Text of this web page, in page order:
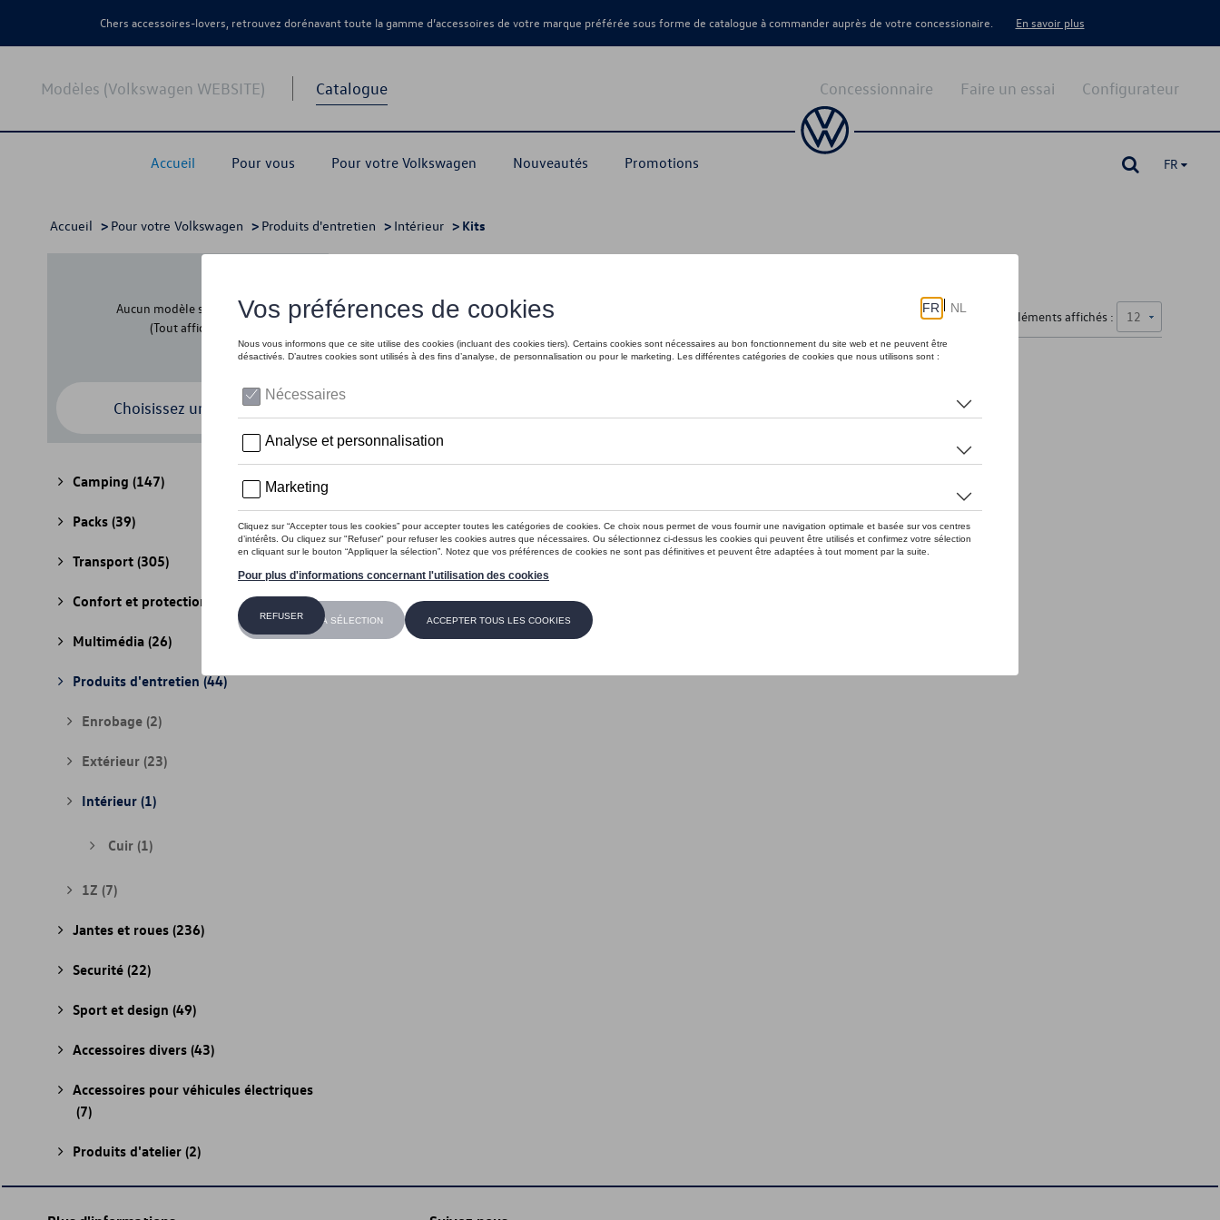
Chers accessoires-lovers, retrouvez dorénavant toute la gamme d’accessoires de votre marque préférée sous forme de catalogue à commander auprès de votre concessionaire. En savoir plus
Modèles (Volkswagen WEBSITE) Catalogue
Accueil Pour vous Pour votre Volkswagen Nouveautés Promotions
Configurateur
Faire un essai
Concessionnaire
FR
Accueil > Pour votre Volkswagen > Produits d'entretien > Intérieur > Kits
Aucun modèle sélectionné
(Tout afficher)
Choisissez un modèle
Camping (147)
Packs (39)
Transport (305)
Confort et protection (841)
Multimédia (26)
Produits d'entretien(44)
Enrobage (2)
Extérieur (23)
Intérieur (1)
Cuir (1)
1Z (7)
Jantes et roues (236)
Securité (22)
Sport et design (49)
Accessoires divers (43)
Accessoires pour véhicules électriques
(7)
Produits d'atelier (2)
Nombre d'éléments affichés :